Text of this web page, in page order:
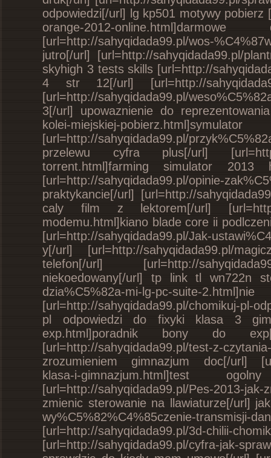
odpowiedzi[/url] lg kp501 motywy
orange-2012-
[url=http://sahyqidada99.pl/wos-
jutro[/url] [url=http://sahyqidada99.pl/
skyhigh 3 tests skills [url=http://
4 str 12[/url] [url=http://
[url=http://sahyqidada99.pl/
3[/url] upowaznienie do
kolei-miejskiej-
[url=http://sahyqidada99.pl/
przelewu cyfra plus[/url] [url=http://
torrent.html]farming simulator
[url=http://sahyqidada99.pl/opinie-
praktykancie[/url] [url=http://
caly film z lektorem[/url] [url=http://
modemu.html]kiano blade core ii
[url=http://sahyqidada99.pl/Jak-
y[/url] [url=http://sahyqidada99.pl/
telefon[/url] [url=http://
niekoedowany[/url] tp link tl wn722n
dzia%C5%82a-mi-lg-pc-
[url=http://sahyqidada99.pl/chomikuj-pl-
pl odpowiedzi do fixyki klasa 3 gim
exp.html]poradnik bony do
[url=http://sahyqidada99.pl/test-z-
zrozumieniem gimnazjum doc[/url]
klasa-i-gimnazjum.html]test
[url=http://sahyqidada99.pl/Pes-2013-
zmienic sterowanie na llawiaturze[/url]
wy%C5%82%C4%85czenie-transmisji-
[url=http://sahyqidada99.pl/
[url=http://sahyqidada99.pl/cyfra-jak-